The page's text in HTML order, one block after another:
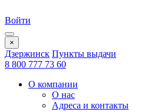
Войти
×
Дзержинск Пункты выдачи
8 800 777 73 60
О компании
О нас
Адреса и контакты